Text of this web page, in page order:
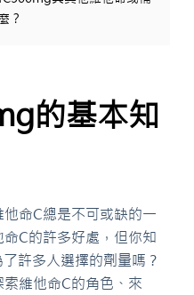
？
的基本知
他命C總是不可或缺的一
C的許多好處，但你知
許多人選擇的劑量嗎？
維他命C的角色、來